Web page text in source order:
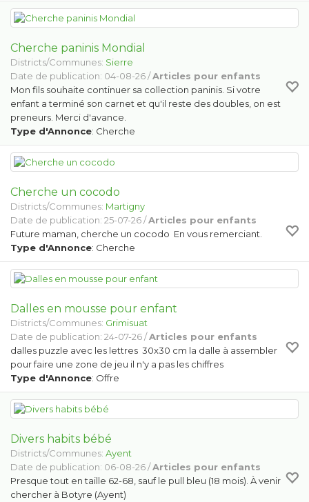
Cherche paninis Mondial
Districts/Communes: Sierre
Date de publication: 04-08-26 /Articles pour enfants
Mon fils souhaite continuer sa collection paninis. Si votre
enfant a terminé son carnet et qu'il reste des doubles, on est
preneurs. Merci d'avance.
Type d'Annonce: Cherche
Cherche un cocodo
Districts/Communes: Martigny
Date de publication: 25-07-26 /Articles pour enfants
Future maman, cherche un cocodo En vous remerciant.
Type d'Annonce: Cherche
Dalles en mousse pour enfant
Districts/Communes: Grimisuat
Date de publication: 24-07-26 /Articles pour enfants
dalles puzzle avec les lettres 30x30 cm la dalle à assembler
pour faire une zone de jeu il n'y a pas les chiffres
Type d'Annonce: Offre
Divers habits bébé
Districts/Communes: Ayent
Date de publication: 06-08-26 /Articles pour enfants
Presque tout en taille 62-68, sauf le pull bleu (18 mois). À venir
chercher à Botyre (Ayent)